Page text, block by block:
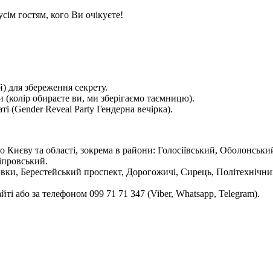
гостям, кого Ви очікуєте!
для збереження секрету.
обираєте ви, ми зберігаємо таємницю).
(Gender Reveal Party Гендерна вечірка).
Києву та області, зокрема в райони: Голосіївський,
Берестейський проспект, Дорогожичі, Сирець,
або за телефоном 099 71 71 347 (Viber, Whatsapp, Telegram).